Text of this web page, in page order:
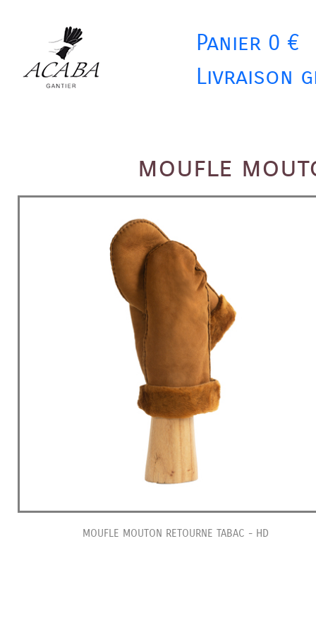
Panier 0 €
Livraison
moufle
MOUFLE MOUTON RETOURNE TABAC - HD